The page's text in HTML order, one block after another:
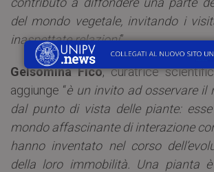
del mondo vegetale, invitando i
inaspettate relazioni”.
Gelsomina Fico, curatrice
aggiunge “è un invito ad osservare il
dal punto di vista delle piante:
mondo affascinante di interazione
hanno inventato nel corso
della loro immobilità. Una pianta